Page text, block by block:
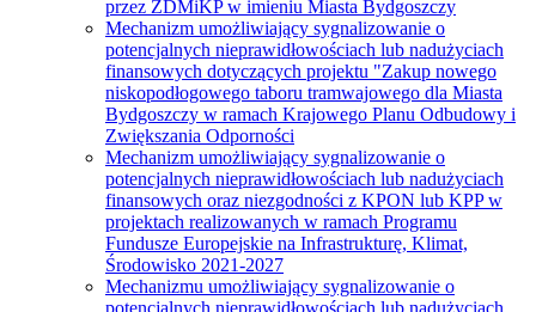
przez ZDMiKP w imieniu Miasta Bydgoszczy
Mechanizm umożliwiający sygnalizowanie o
potencjalnych nieprawidłowościach lub nadużyciach
finansowych dotyczących projektu "Zakup nowego
niskopodłogowego taboru tramwajowego dla Miasta
Bydgoszczy w ramach Krajowego Planu Odbudowy i
Zwiększania Odporności
Mechanizm umożliwiający sygnalizowanie o
potencjalnych nieprawidłowościach lub nadużyciach
finansowych oraz niezgodności z KPON lub KPP w
projektach realizowanych w ramach Programu
Fundusze Europejskie na Infrastrukturę, Klimat,
Środowisko 2021-2027
Mechanizmu umożliwiający sygnalizowanie o
potencjalnych nieprawidłowościach lub nadużyciach